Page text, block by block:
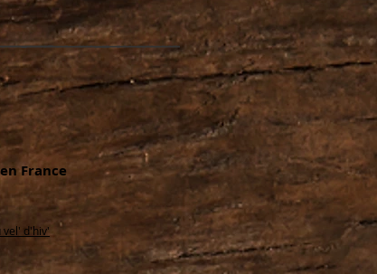
France
vel' d'hiv'